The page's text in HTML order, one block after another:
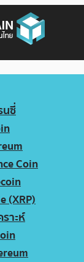
นซี่
Coin
(XRP)
าะห์